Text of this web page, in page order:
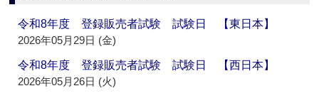
令和8年度 登録販売者試験 試験日 【東日本】
2026年05月29日 (金)
令和8年度 登録販売者試験 試験日 【西日本】
2026年05月26日 (火)